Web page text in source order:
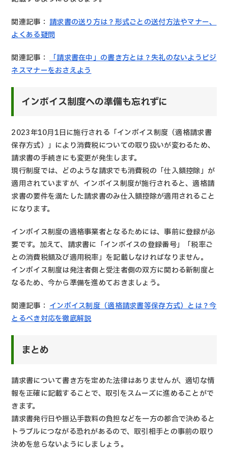
関連記事： 請求書の送り方は？形式ごとの送付方法やマナー、
よくある疑問
関連記事：
「請求書在中」の書き方とは？失礼のないようビジ
ネスマナーをおさえよう
インボイス制度への準備も忘れずに
2023年10月1日に施行される「インボイス制度（適格請求書
保存方式）」により消費税についての取り扱いが変わるため、
請求書の手続きにも変更が発生します。
現行制度では、どのような請求でも消費税の「仕入額控除」が
適用されていますが、インボイス制度が施行されると、適格請
求書の要件を満たした請求書のみ仕入額控除が適用されること
になります。
インボイス制度の適格事業者となるためには、事前に登録が必
要です。加えて、請求書に「インボイスの登録番号」「税率ご
との消費税額及び適用税率」を記載しなければなりません。
インボイス制度は発注者側と受注者側の双方に関わる新制度と
なるため、今から準備を進めておきましょう。
関連記事： インボイス制度（適格請求書等保存方式）とは？今
とるべき対応を徹底解説
まとめ
請求書について書き方を定めた法律はありませんが、適切な情
報を正確に記載することで、取引をスムーズに進めることがで
きます。
請求書発行日や振込手数料の負担などを一方の都合で決めると
トラブルにつながる恐れがあるので、取引相手との事前の取り
決めを怠らないようにしましょう。